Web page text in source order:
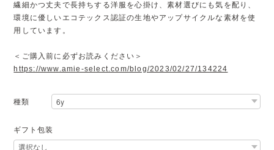
繊細かつ丈夫で長持ちする洋服を心掛け、素材選びにも気を配り、
環境に優しいエコテックス認証の生地やアップサイクルな素材を使
用しています。
＜ご購入前に必ずお読みください＞
https://www.amie-select.com/blog/2023/02/27/134224
種類
ギフト包装